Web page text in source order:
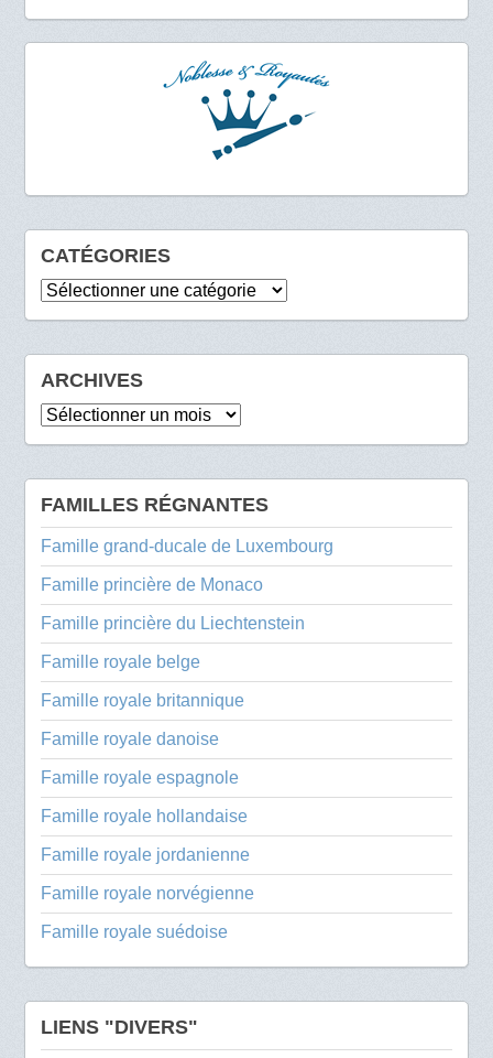
CATÉGORIES
Catégories
ARCHIVES
Archives
FAMILLES RÉGNANTES
Famille grand-ducale de Luxembourg
Famille princière de Monaco
Famille princière du Liechtenstein
Famille royale belge
Famille royale britannique
Famille royale danoise
Famille royale espagnole
Famille royale hollandaise
Famille royale jordanienne
Famille royale norvégienne
Famille royale suédoise
LIENS "DIVERS"